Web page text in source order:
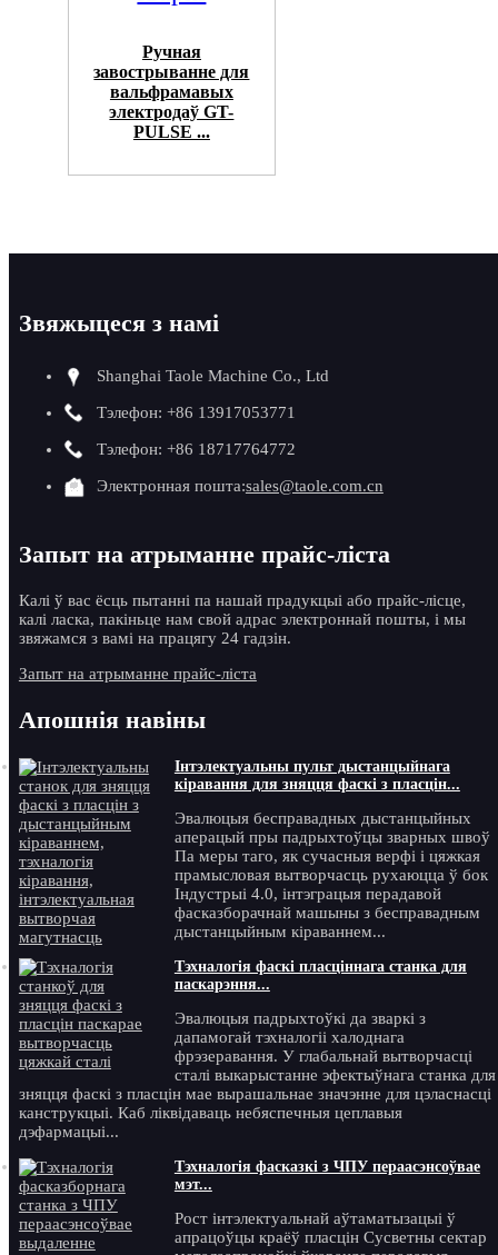
Ручная
завострыванне для
вальфрамавых
электродаў GT-
PULSE ...
Звяжыцеся з намі
Shanghai Taole Machine Co., Ltd
Тэлефон: +86 13917053771
Тэлефон: +86 18717764772
Электронная пошта:sales@taole.com.cn
Запыт на атрыманне прайс-ліста
Калі ў вас ёсць пытанні па нашай прадукцыі або прайс-лісце,
калі ласка, пакіньце нам свой адрас электроннай пошты, і мы
звяжамся з вамі на працягу 24 гадзін.
Запыт на атрыманне прайс-ліста
Апошнія навіны
Інтэлектуальны пульт дыстанцыйнага
кіравання для зняцця фаскі з пласцін...
Эвалюцыя бесправадных дыстанцыйных
аперацый пры падрыхтоўцы зварных швоў
Па меры таго, як сучасныя верфі і цяжкая
прамысловая вытворчасць рухаюцца ў бок
Індустрыі 4.0, інтэграцыя перадавой
фасказборачнай машыны з бесправадным
дыстанцыйным кіраваннем...
Тэхналогія фаскі пласціннага станка для
паскарэння...
Эвалюцыя падрыхтоўкі да зваркі з
дапамогай тэхналогіі халоднага
фрэзеравання. У глабальнай вытворчасці
сталі выкарыстанне эфектыўнага станка для
зняцця фаскі з пласцін мае вырашальнае значэнне для цэласнасці
канструкцыі. Каб ліквідаваць небяспечныя цеплавыя
дэфармацыі...
Тэхналогія фасказкі з ЧПУ пераасэнсоўвае
мэт...
Рост інтэлектуальнай аўтаматызацыі ў
апрацоўцы краёў пласцін Сусветны сектар